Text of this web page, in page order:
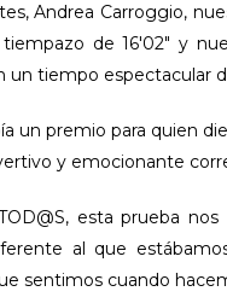
Andrea Carroggio,
de 16'02" y
un tiempo espectacular
un premio para quien
y emocionante
esta prueba
al que
sentimos cuando